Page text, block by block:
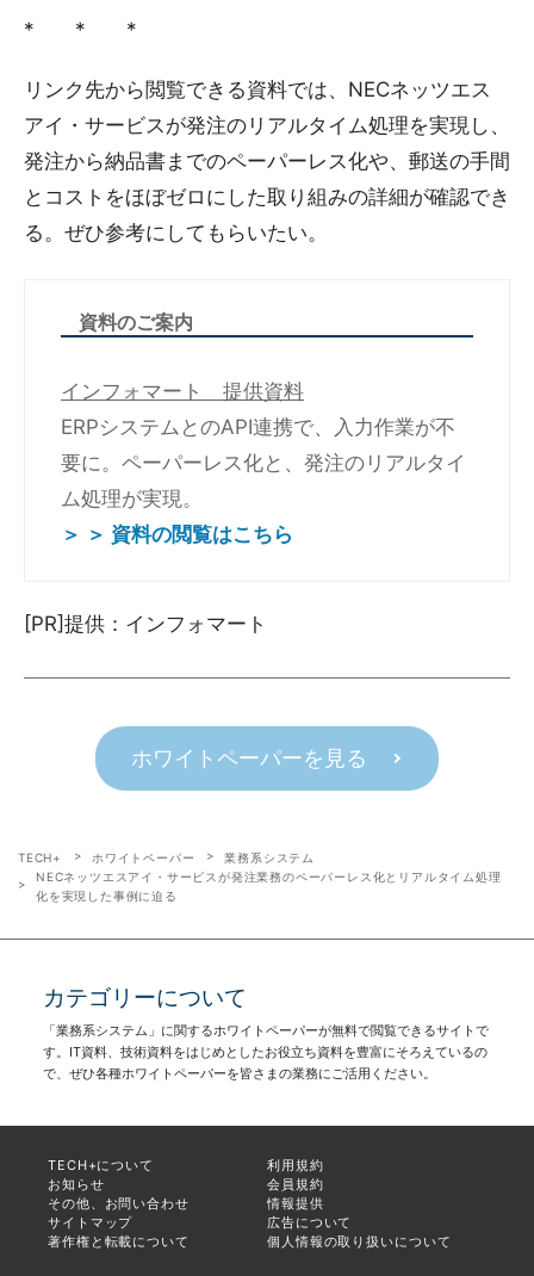
* * *
リンク先から閲覧できる資料では、NECネッツエス
アイ・サービスが発注のリアルタイム処理を実現し、
発注から納品書までのペーパーレス化や、郵送の手間
とコストをほぼゼロにした取り組みの詳細が確認でき
る。ぜひ参考にしてもらいたい。
資料のご案内
インフォマート 提供資料
ERPシステムとのAPI連携で、入力作業が不
要に。ペーパーレス化と、発注のリアルタイ
ム処理が実現。
＞ ＞ 資料の閲覧はこちら
[PR]提供：インフォマート
ホワイトペーパーを見る
TECH+ ホワイトペーパー
業務系システム
NECネッツエスアイ・サービスが発注業務のペーパーレス化とリアルタイム処理
化を実現した事例に迫る
カテゴリーについて
「業務系システム」に関するホワイトペーパーが無料で閲覧できるサイトで
す。IT資料、技術資料をはじめとしたお役立ち資料を豊富にそろえているの
で、ぜひ各種ホワイトペーパーを皆さまの業務にご活用ください。
TECH+について
利用規約
お知らせ
会員規約
その他、お問い合わせ
情報提供
サイトマップ
広告について
著作権と転載について
個人情報の取り扱いについて